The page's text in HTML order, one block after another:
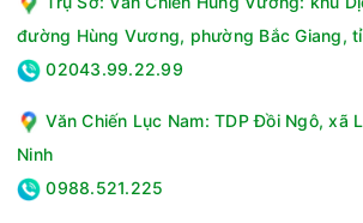
đường Hùng Vương, phường Bắc Giang,
02043.99.22.99
Văn Chiến Lục Nam: TDP Đồi Ngô, xã
Ninh
0988.521.225